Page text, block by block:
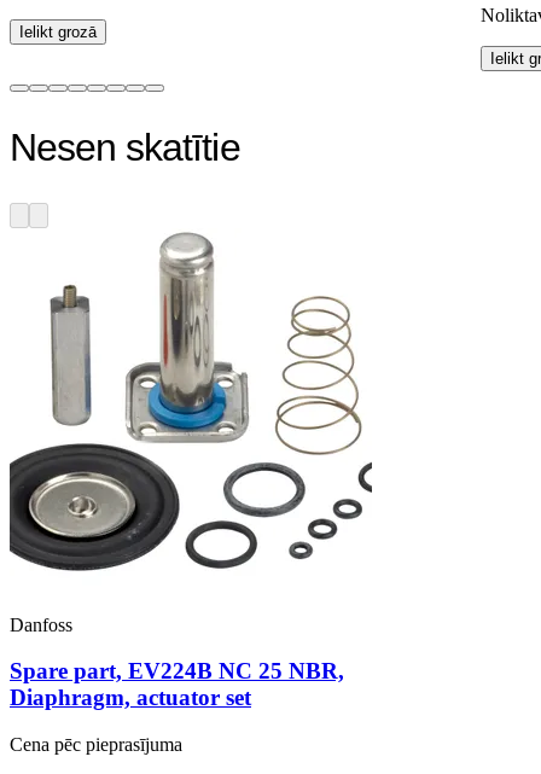
Ielikt grozā
Ielikt
Nesen skatītie
Danfoss
Spare part, EV224B NC 25 NBR,
Diaphragm, actuator set
Cena pēc pieprasījuma